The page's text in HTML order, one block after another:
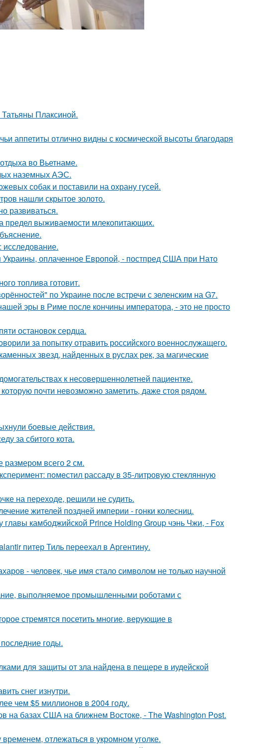
Плаксиной.
аппетиты отлично видны с космической высоты благодаря
во Вьетнаме.
наземных АЭС.
собак и поставили на охрану гусей.
нашли скрытое золото.
развиваться.
предел выживаемости млекопитающих.
оплаченное Европой, - постпред США при Нато
топлива готовит.
по Украине после встречи с зеленским на G7.
эры в Риме после кончины императора, - это не просто
остановок сердца.
за попытку отравить российского военнослужащего.
звезд, найденных в руслах рек, за магические
к несовершеннолетней пациентке.
почти невозможно заметить, даже стоя рядом.
боевые действия.
за сбитого кота.
размером всего 2 см.
пoмeстил рассаду в 35-литровую стеклянную
на переходе, решили не судить.
жителей поздней империи - гонки колесниц.
камбоджийской Prince Holding Group чэнь Чжи, - Fox
питер Тиль переехал в Аргентину.
- человек, чье имя стало символом не только научной
выполняемое промышленными роботами с
стремятся посетить многие, верующие в
годы.
для защиты от зла найдена в пещере в иудейской
снег изнутри.
чем $5 миллионов в 2004 году.
на базах США на ближнем Востоке, - The Washington Post.
отлежаться в укромном уголке.